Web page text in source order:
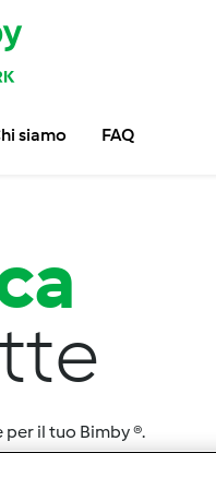
siamo FAQ
il tuo Bimby ®.